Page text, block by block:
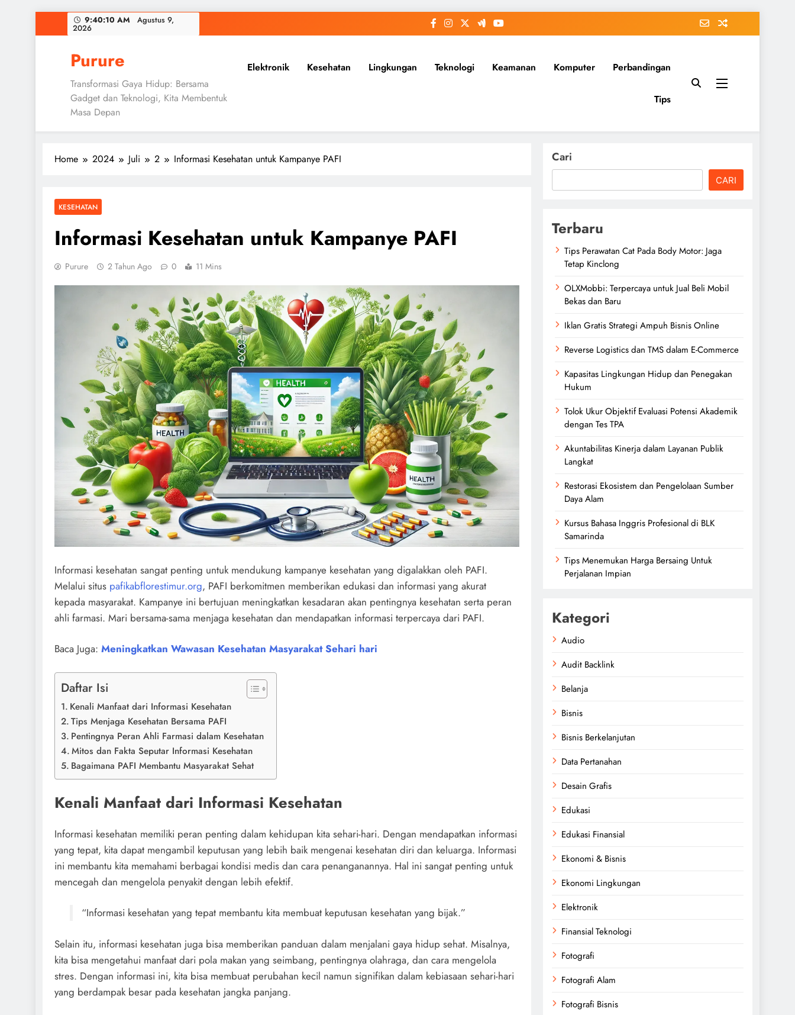
to
9:40:11 AM Agustus 9, 2026
Purure
Transformasi Gaya Hidup: Bersama
Gadget dan Teknologi, Kita Membentuk
Masa Depan
Elektronik Kesehatan Lingkungan Teknologi Keamanan Komputer Perbandingan
Tips
Home 2024 Juli 2 Informasi Kesehatan untuk Kampanye PAFI
KESEHATAN
Informasi Kesehatan untuk Kampanye PAFI
Purure 2 Tahun Ago 0 11 Mins
Informasi kesehatan sangat penting untuk mendukung kampanye kesehatan yang digalakkan oleh PAFI.
Melalui situs pafikabflorestimur.org, PAFI berkomitmen memberikan edukasi dan informasi yang akurat
kepada masyarakat. Kampanye ini bertujuan meningkatkan kesadaran akan pentingnya kesehatan serta peran
ahli farmasi. Mari bersama-sama menjaga kesehatan dan mendapatkan informasi terpercaya dari PAFI.
Baca Juga: Meningkatkan Wawasan Kesehatan Masyarakat Sehari hari
Daftar Isi
Kenali Manfaat dari Informasi Kesehatan
Tips Menjaga Kesehatan Bersama PAFI
Pentingnya Peran Ahli Farmasi dalam Kesehatan
Mitos dan Fakta Seputar Informasi Kesehatan
Bagaimana PAFI Membantu Masyarakat Sehat
Kenali Manfaat dari Informasi Kesehatan
Informasi kesehatan memiliki peran penting dalam kehidupan kita sehari-hari. Dengan mendapatkan informasi
yang tepat, kita dapat mengambil keputusan yang lebih baik mengenai kesehatan diri dan keluarga. Informasi
ini membantu kita memahami berbagai kondisi medis dan cara penanganannya. Hal ini sangat penting untuk
mencegah dan mengelola penyakit dengan lebih efektif.
“Informasi kesehatan yang tepat membantu kita membuat keputusan kesehatan yang bijak.”
Selain itu, informasi kesehatan juga bisa memberikan panduan dalam menjalani gaya hidup sehat. Misalnya,
kita bisa mengetahui manfaat dari pola makan yang seimbang, pentingnya olahraga, dan cara mengelola
stres. Dengan informasi ini, kita bisa membuat perubahan kecil namun signifikan dalam kebiasaan sehari-hari
yang berdampak besar pada kesehatan jangka panjang.
Cari
CARI
Terbaru
Tips Perawatan Cat Pada Body Motor: Jaga
Tetap Kinclong
OLXMobbi: Terpercaya untuk Jual Beli Mobil
Bekas dan Baru
Iklan Gratis Strategi Ampuh Bisnis Online
Reverse Logistics dan TMS dalam E-Commerce
Kapasitas Lingkungan Hidup dan Penegakan
Hukum
Tolok Ukur Objektif Evaluasi Potensi Akademik
dengan Tes TPA
Akuntabilitas Kinerja dalam Layanan Publik
Langkat
Restorasi Ekosistem dan Pengelolaan Sumber
Daya Alam
Kursus Bahasa Inggris Profesional di BLK
Samarinda
Tips Menemukan Harga Bersaing Untuk
Perjalanan Impian
Kategori
Audio
Audit Backlink
Belanja
Bisnis
Bisnis Berkelanjutan
Data Pertanahan
Desain Grafis
Edukasi
Edukasi Finansial
Ekonomi & Bisnis
Ekonomi Lingkungan
Elektronik
Finansial Teknologi
Fotografi
Fotografi Alam
Fotografi Bisnis